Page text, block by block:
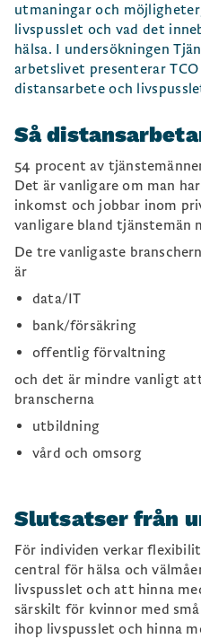
utmaningar och
livspusslet och vad det
hälsa. I undersökningen
arbetslivet presenterar
distansarbete och
Så
54 procent av
Det är vanligare om man
inkomst och jobbar inom
vanligare bland tjänstemän
De tre vanligaste
är
data/IT
bank/försäkring
offentlig förvaltning
och det är mindre vanligt
branscherna
utbildning
vård och omsorg
Slutsatser från
För individen verkar
central för hälsa och
livspusslet och att hinna
särskilt för kvinnor med
ihop livspusslet och hinna